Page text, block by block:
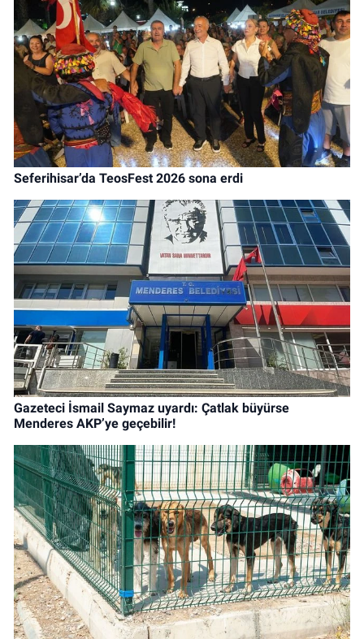
Seferihisar’da TeosFest 2026 sona erdi
Gazeteci İsmail Saymaz uyardı: Çatlak büyürse
Menderes AKP’ye geçebilir!